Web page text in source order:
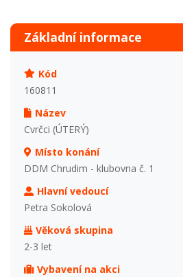
Základní informace
Kód
160811
Název
Cvrčci (ÚTERÝ)
Místo konání
DDM Chrudim - klubovna č. 1
Hlavní vedoucí
Petra Sokolová
Věková skupina
2-3 let
Vybavení na akci